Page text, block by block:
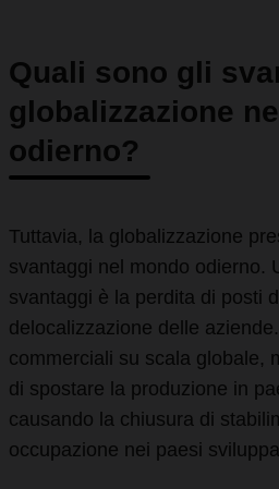
Quali sono gli
globalizzazione
odierno?
Tuttavia, la globalizzazione
svantaggi nel mondo odierno.
svantaggi è la perdita di posti
delocalizzazione delle
commerciali su scala globale,
di spostare la produzione in
causando la chiusura di
occupazione nei paesi